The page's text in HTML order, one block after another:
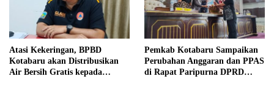
Atasi Kekeringan, BPBD
Kotabaru akan Distribusikan
Air Bersih Gratis kepada
Pemkab Kotabaru Sampaikan
Perubahan Anggaran dan PPAS
di Rapat Paripurna DPRD